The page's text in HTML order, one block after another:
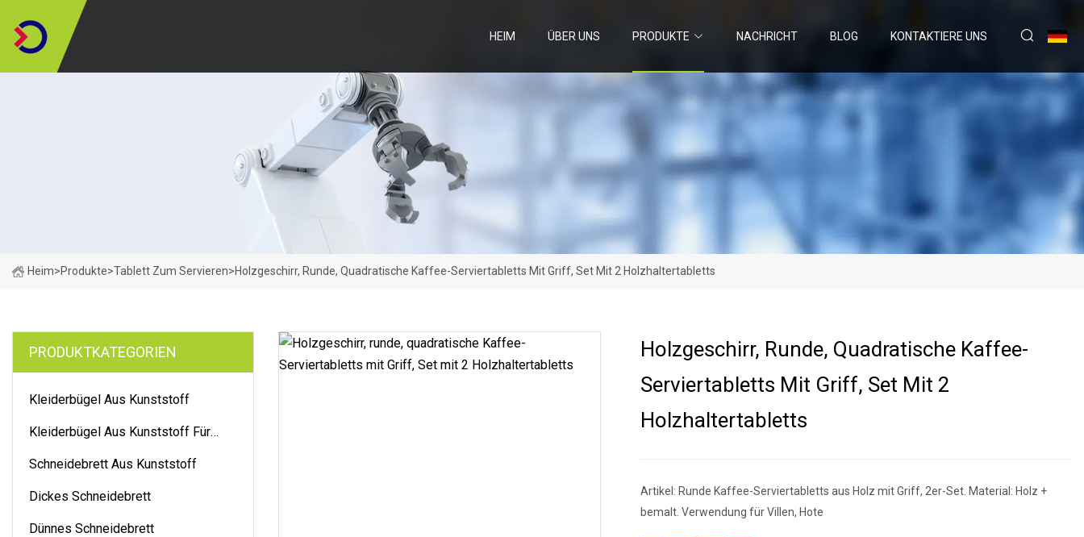
HEIM ÜBER UNS PRODUKTE NACHRICHT BLOG KONTAKTIERE UNS
Heim>Produkte>Tablett Zum Servieren>Holzgeschirr, Runde, Quadratische Kaffee-Serviertabletts Mit Griff, Set Mit 2 Holzhaltertabletts
PRODUKTKATEGORIEN
Kleiderbügel Aus Kunststoff
Kleiderbügel Aus Kunststoff Für
Schneidebrett Aus Kunststoff
Dickes Schneidebrett
Dünnes Schneidebrett
Holzgeschirr, Runde, Quadratische Kaffee-
Serviertabletts Mit Griff, Set Mit 2
Holzhaltertabletts
Artikel: Runde Kaffee-Serviertabletts aus Holz mit Griff, 2er-Set. Material: Holz +
bemalt. Verwendung für Villen, Hote